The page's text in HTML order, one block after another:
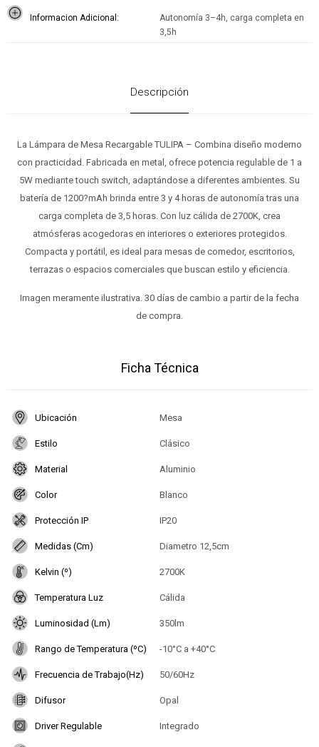
Informacion Adicional
Autonomía 3–4h, carga completa en
3,5h
Descripción
La Lámpara de Mesa Recargable TULIPA – Combina diseño moderno
con practicidad. Fabricada en metal, ofrece potencia regulable de 1 a
5W mediante touch switch, adaptándose a diferentes ambientes. Su
batería de 1200?mAh brinda entre 3 y 4 horas de autonomía tras una
carga completa de 3,5 horas. Con luz cálida de 2700K, crea
atmósferas acogedoras en interiores o exteriores protegidos.
Compacta y portátil, es ideal para mesas de comedor, escritorios,
terrazas o espacios comerciales que buscan estilo y eficiencia.
Imagen meramente ilustrativa. 30 días de cambio a partir de la fecha
de compra.
Ficha Técnica
Ubicación Mesa
Estilo Clásico
Material Aluminio
Color Blanco
Protección IP IP20
Medidas (Cm) Diametro 12,5cm
Kelvin (º) 2700K
Temperatura Luz Cálida
Luminosidad (Lm) 350lm
Rango de Temperatura (ºC) -10°C a +40°C
Frecuencia de Trabajo(Hz) 50/60Hz
Difusor Opal
Driver Regulable Integrado